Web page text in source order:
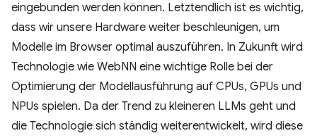
eingebunden werden können. Letztendlich ist es wichtig,
dass wir unsere Hardware weiter beschleunigen, um
Modelle im Browser optimal auszuführen. In Zukunft wird
Technologie wie WebNN eine wichtige Rolle bei der
Optimierung der Modellausführung auf CPUs, GPUs und
NPUs spielen. Da der Trend zu kleineren LLMs geht und
die Technologie sich ständig weiterentwickelt, wird diese